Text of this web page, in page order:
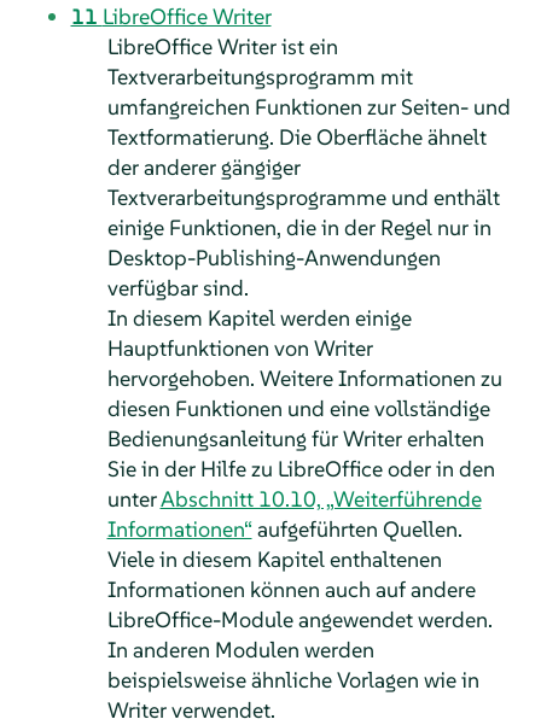
11 LibreOffice Writer
LibreOffice Writer ist ein
Textverarbeitungsprogramm mit
umfangreichen Funktionen zur Seiten- und
Textformatierung. Die Oberfläche ähnelt
der anderer gängiger
Textverarbeitungsprogramme und enthält
einige Funktionen, die in der Regel nur in
Desktop-Publishing-Anwendungen
verfügbar sind.
In diesem Kapitel werden einige
Hauptfunktionen von Writer
hervorgehoben. Weitere Informationen zu
diesen Funktionen und eine vollständige
Bedienungsanleitung für Writer erhalten
Sie in der Hilfe zu LibreOffice oder in den
unterAbschnitt 10.10, „Weiterführende
Informationen“aufgeführten Quellen.
Viele in diesem Kapitel enthaltenen
Informationen können auch auf andere
LibreOffice-Module angewendet werden.
In anderen Modulen werden
beispielsweise ähnliche Vorlagen wie in
Writer verwendet.